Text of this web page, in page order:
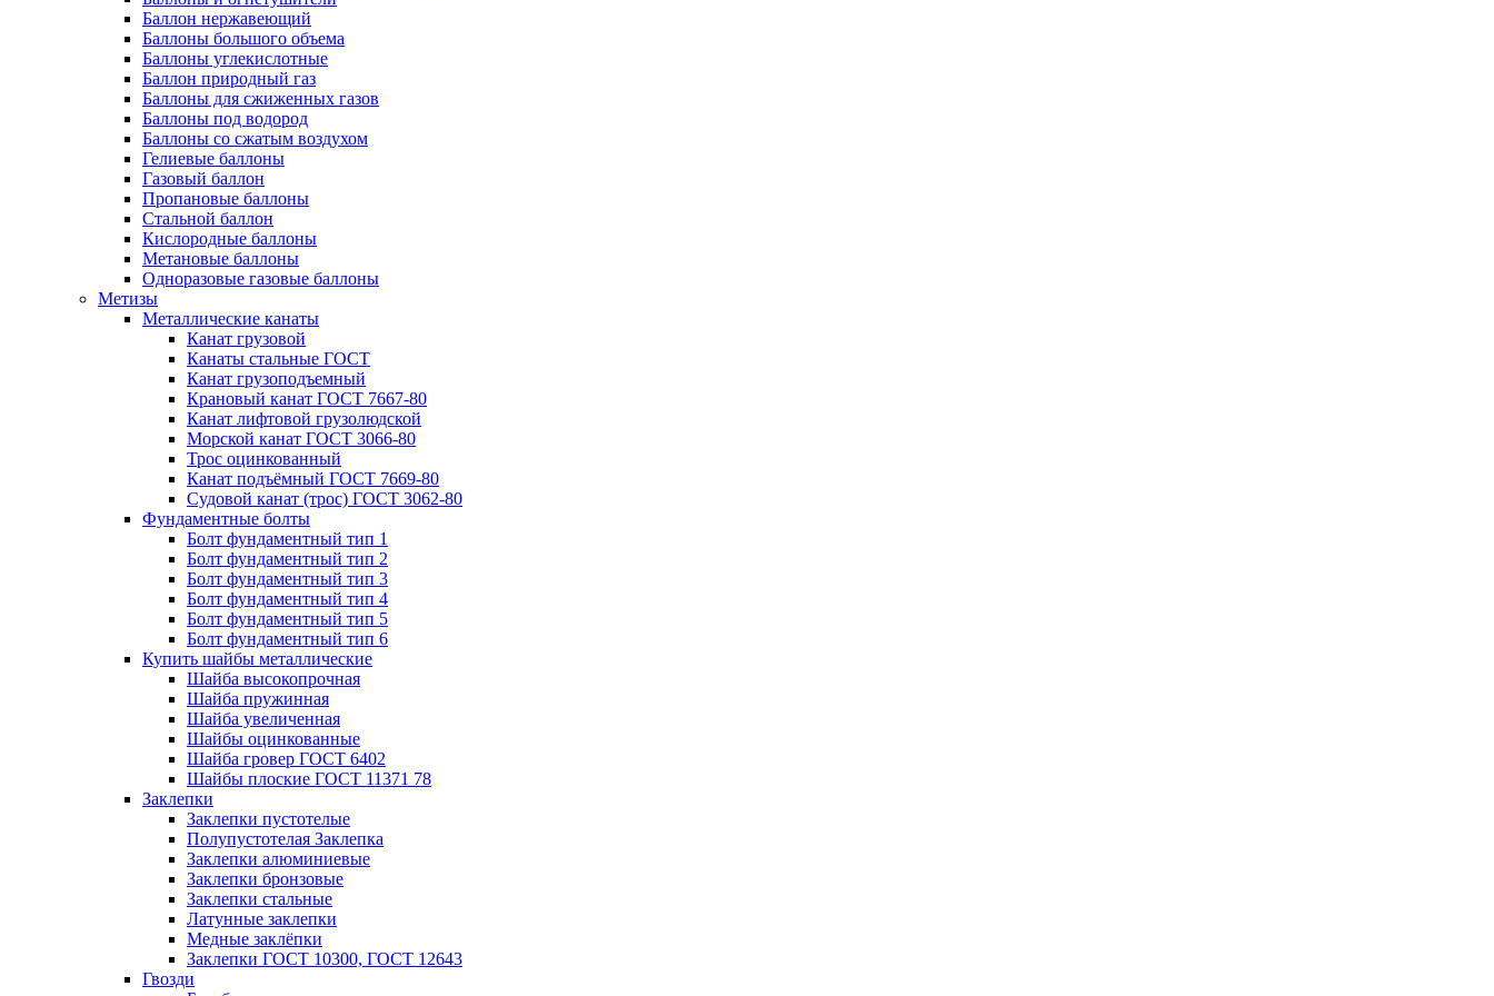
Баллон нержавеющий
Баллоны большого объема
Баллоны углекислотные
Баллон природный газ
Баллоны для сжиженных газов
Баллоны под водород
Баллоны со сжатым воздухом
Гелиевые баллоны
Газовый баллон
Пропановые баллоны
Стальной баллон
Кислородные баллоны
Метановые баллоны
Одноразовые газовые баллоны
Метизы
Металлические канаты
Канат грузовой
Канаты стальные ГОСТ
Канат грузоподъемный
Крановый канат ГОСТ 7667-80
Канат лифтовой грузолюдской
Морской канат ГОСТ 3066-80
Трос оцинкованный
Канат подъёмный ГОСТ 7669-80
Судовой канат (трос) ГОСТ 3062-80
Фундаментные болты
Болт фундаментный тип 1
Болт фундаментный тип 2
Болт фундаментный тип 3
Болт фундаментный тип 4
Болт фундаментный тип 5
Болт фундаментный тип 6
Купить шайбы металлические
Шайба высокопрочная
Шайба пружинная
Шайба увеличенная
Шайбы оцинкованные
Шайба гровер ГОСТ 6402
Шайбы плоские ГОСТ 11371 78
Заклепки
Заклепки пустотелые
Полупустотелая Заклепка
Заклепки алюминиевые
Заклепки бронзовые
Заклепки стальные
Латунные заклепки
Медные заклёпки
Заклепки ГОСТ 10300, ГОСТ 12643
Гвозди